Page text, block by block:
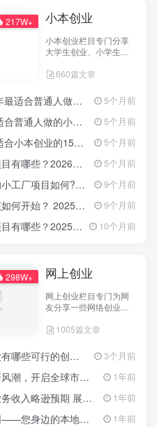
217W+ 小本创业
小本创业栏目专门分享
大学生创业、小学生创
并为网友提供小成本创
经验分享。
660篇文章
看完对你有收获，普通人也能月入过万的实战路子 5个月前
生意！看完对你有收获的实用清单 5个月前
15大类20个项目，月入过万不是梦 5个月前
南：低成本高回报的40个轻资产赛道全解析 5个月前
何?2025年最新10种项目不愁销路 9个月前
年最新适合年轻人的低成本创业项目 9个月前
年最新15个小额投资创业好项目 10个月前
298W+ 网上创业
网上创业栏目专门为网
友分享一些网络创业项
上创业做生意经验以及
1005篇文章
些可行的创业方案？ 3个月前
开启全球市场的数字化之门 1年前
预期 展望未来创新潜力依然可期 1年前
边的本地生活服务平台 1年前